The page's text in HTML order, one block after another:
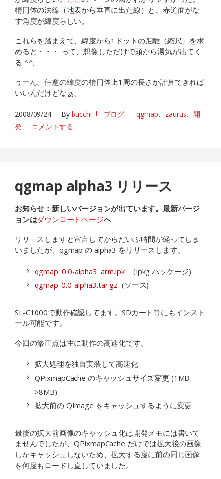
楕円体の法線（地表から垂直に出た線）と、赤道面がな
す角度が緯度らしい。
これらを踏まえて、緯度から1ドットの距離（縮尺）を求
めると・・・ って、想像しただけで頭から湯気が出てく
る ^^;
うーん。任意の緯度の楕円体上1周の長さが計算できれば
いいんだけどなぁ。
2008/09/24 By bucchi ブログ qgmap zaurus
開
発
コメントする
qgmap alpha3 リリース
お知らせ：新しいバージョンが出ています。最新バージ
ョンはダウンロードページへ
リリースしますと宣言してからだいぶ時間が経ってしま
いましたが、qgmap の alpha3 をリリースします。
qgmap_0.0-alpha3_arm.ipk （ipkg パッケージ)
qgmap-0.0-alpha3.tar.gz (ソース)
SL-C1000で動作確認してます。SDカード等にもインスト
ール可能です。
今回の修正点は主に動作の高速化です。
拡大処理を独自実装して高速化
QPixmapCache のキャッシュサイズ変更 (1MB-
>8MB)
拡大前の QImage をキャッシュするように変更
最後の拡大前画像のキャッシュ化は開発メモには書いて
ませんでしたが、QPixmapCache だけでは拡大後の画像
しかキャッシュしないため、拡大する度に前の同じ画像
を何度もロードし直していました。